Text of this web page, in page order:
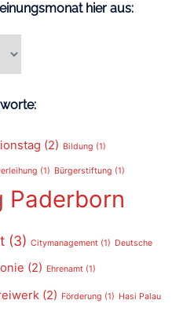
hier aus:
(2) Bildung (1)
(1) Bürgerstiftung (1)
Paderborn
(3) Citymanagement (1) Deutsche
(2) Ehrenamt (1)
(2) Förderung (1) Hasi Palau